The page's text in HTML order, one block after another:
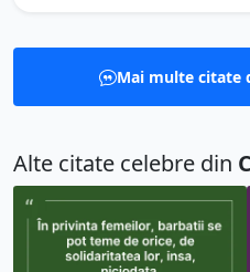
Mai multe citate
Alte citate celebre din